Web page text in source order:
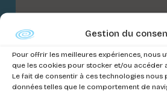
Gestion du
Pour offrir les meilleures expériences, nous
que les cookies pour stocker et/ou accéder
Le fait de consentir à ces technologies
données telles que le comportement de